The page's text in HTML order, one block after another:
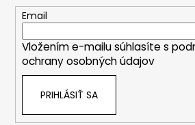
Email
Vložením e-mailu súhlasíte s
ochrany osobných údajov
PRIHLÁSIŤ SA